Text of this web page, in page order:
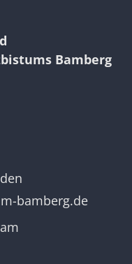
Bamberg
bamberg.de